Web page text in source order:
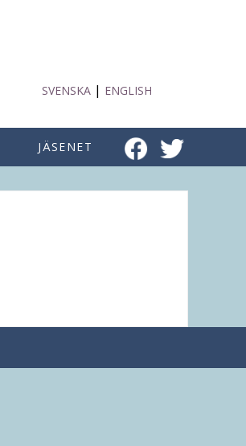
SVENSKA | ENGLISH
JÄSENET